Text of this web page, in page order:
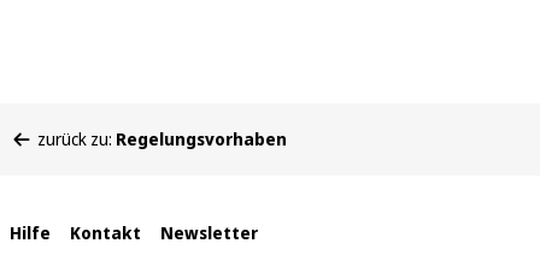
befinden
zurück zu: Regelungsvorhaben
Interne
Hilfe Kontakt Newsletter